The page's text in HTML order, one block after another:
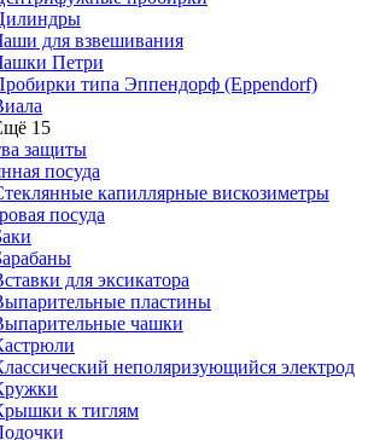
для взвешивания
Петри
типа Эппендорф (Eppendorf)
15
защиты
посуда
капиллярные вискозиметры
посуда
для эксикатора
пластины
чашки
неполяризующийся электрод
к тиглям